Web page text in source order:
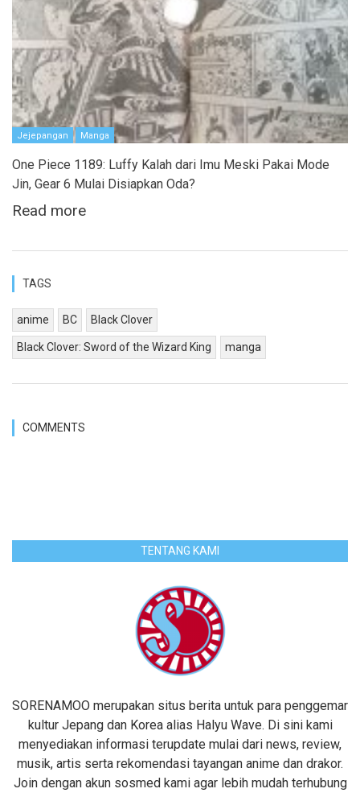
Jejepangan Manga
One Piece 1189: Luffy Kalah dari Imu Meski Pakai Mode
Jin, Gear 6 Mulai Disiapkan Oda?
Read more
TAGS
anime BC Black Clover
Black Clover: Sword of the Wizard King manga
COMMENTS
TENTANG KAMI
SORENAMOO merupakan situs berita untuk para penggemar
kultur Jepang dan Korea alias Halyu Wave. Di sini kami
menyediakan informasi terupdate mulai dari news, review,
musik, artis serta rekomendasi tayangan anime dan drakor.
Join dengan akun sosmed kami agar lebih mudah terhubung